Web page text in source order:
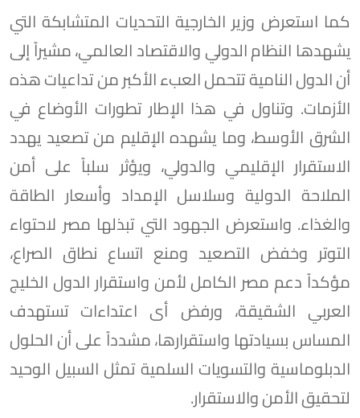
كما استعرض وزير الخارجية التحديات المتشابكة التي
يشهدها النظام الدولي والاقتصاد العالمي، مشيراً إلى
أن الدول النامية تتحمل العبء الأكبر من تداعيات هذه
الأزمات. وتناول في هذا الإطار تطورات الأوضاع في
الشرق الأوسط، وما يشهده الإقليم من تصعيد يهدد
الاستقرار الإقليمي والدولي، ويؤثر سلباً على أمن
الملاحة الدولية وسلاسل الإمداد وأسعار الطاقة
والغذاء. واستعرض الجهود التي تبذلها مصر لاحتواء
التوتر وخفض التصعيد ومنع اتساع نطاق الصراع،
مؤكداً دعم مصر الكامل لأمن واستقرار الدول الخليج
العربي الشقيقة، ورفض أى اعتداءات تستهدف
المساس بسيادتها واستقرارها، مشدداً على أن الحلول
الدبلوماسية والتسويات السلمية تمثل السبيل الوحيد
لتحقيق الأمن والاستقرار.